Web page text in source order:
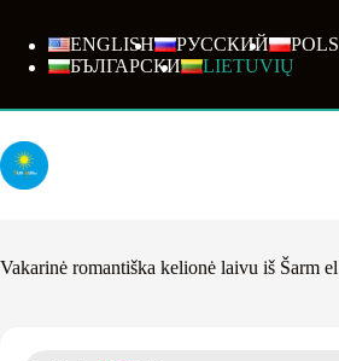
content
ENGLISH РУССКИЙ
БЪЛГАРСКИ
LIETUVIŲ
Vakarinė romantiška kelionė laivu iš Šarm